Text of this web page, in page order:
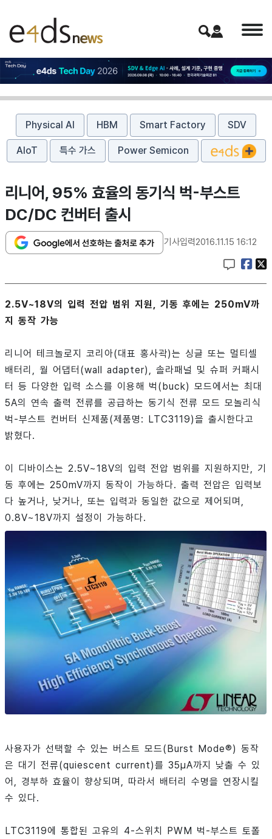
Physical AI HBM Smart Factory SDV
AIoT 특수 가스 Power Semicon
리니어, 95% 효율의 동기식 벅-부스트
DC/DC 컨버터 출시
기사입력2016.11.15 16:12
2.5V~18V의 입력 전압 범위 지원, 기동 후에는 250mV까
지 동작 가능
리니어 테크놀로지 코리아(대표 홍사곽)는 싱글 또는 멀티셀
배터리, 월 어댑터(wall adapter), 솔라패널 및 슈퍼 커패시
터 등 다양한 입력 소스를 이용해 벅(buck) 모드에서는 최대
5A의 연속 출력 전류를 공급하는 동기식 전류 모드 모놀리식
벅-부스트 컨버터 신제품(제품명: LTC3119)을 출시한다고
밝혔다.
이 디바이스는 2.5V~18V의 입력 전압 범위를 지원하지만, 기
동 후에는 250mV까지 동작이 가능하다. 출력 전압은 입력보
다 높거나, 낮거나, 또는 입력과 동일한 값으로 제어되며,
0.8V~18V까지 설정이 가능하다.
사용자가 선택할 수 있는 버스트 모드(Burst Mode®) 동작
은 대기 전류(quiescent current)를 35µA까지 낮출 수 있
어, 경부하 효율이 향상되며, 따라서 배터리 수명을 연장시킬
수 있다.
LTC3119에 통합된 고유의 4-스위치 PWM 벅-부스트 토폴